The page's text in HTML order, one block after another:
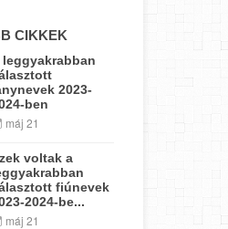
CIKKEK
leggyakrabban
2023-
ben
máj 21
voltak a
fiúnevek
2024-be...
máj 21